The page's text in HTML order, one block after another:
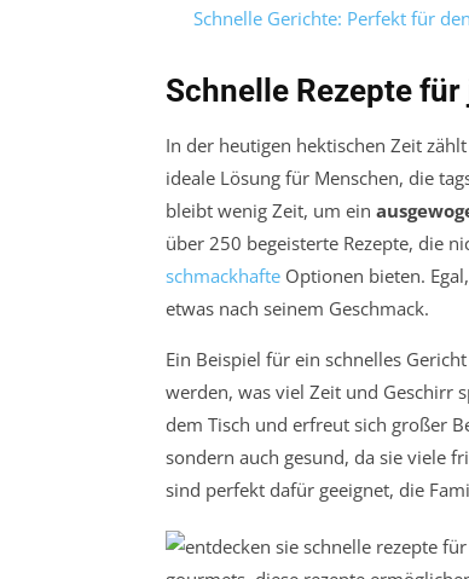
Schnelle Gerichte: Perfekt für
Schnelle Rezepte für
In der heutigen hektischen Zeit
ideale Lösung für Menschen, die
bleibt wenig Zeit, um ein
über 250 begeisterte Rezepte, die
schmackhafte Optionen bieten.
etwas nach seinem Geschmack.
Ein Beispiel für ein schnelles
werden, was viel Zeit und Geschirr
dem Tisch und erfreut sich großer
sondern auch gesund, da sie viele
sind perfekt dafür geeignet, die